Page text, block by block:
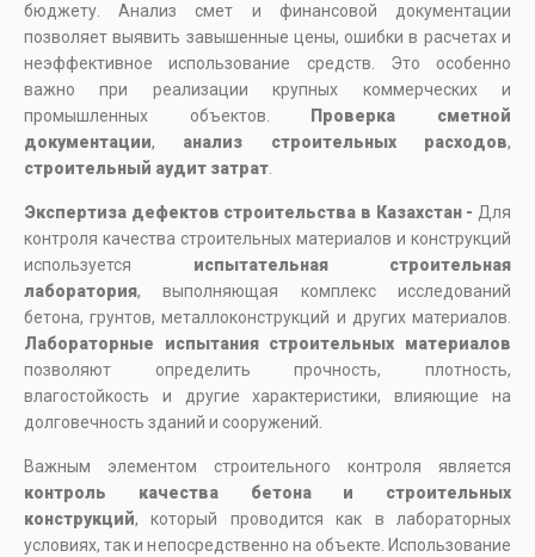
бюджету. Анализ смет и финансовой документации
позволяет выявить завышенные цены, ошибки в расчетах и
неэффективное использование средств. Это особенно
важно при реализации крупных коммерческих и
промышленных объектов.
Проверка сметной
документации, анализ строительных расходов,
строительный аудит затрат
Экспертиза дефектов строительства в Казахстан - Для
контроля качества строительных материалов и конструкций
используется испытательная строительная
лаборатория, выполняющая комплекс исследований
бетона, грунтов, металлоконструкций и других материалов.
Лабораторные испытания строительных материалов
позволяют определить прочность, плотность,
влагостойкость и другие характеристики, влияющие на
долговечность зданий и сооружений.
Важным элементом строительного контроля является
контроль качества бетона и строительных
конструкций, который проводится как в лабораторных
условиях, так и непосредственно на объекте. Использование